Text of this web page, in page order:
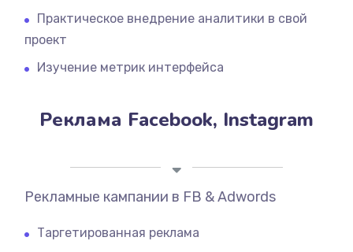
Практическое внедрение аналитики в свой
проект
Изучение метрик интерфейса
Реклама Facebook, Instagram
Рекламные кампании в FB & Adwords
Таргетированная реклама